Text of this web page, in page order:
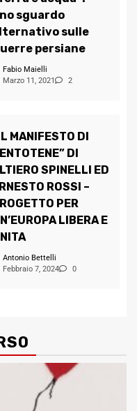
sguardo
sulle
persiane
Fabio Maielli
Marzo 11, 2021
2
MANIFESTO DI
DI
SPINELLI ED
ROSSI –
PER
LIBERA E
Antonio Bettelli
Febbraio 7, 2024
0